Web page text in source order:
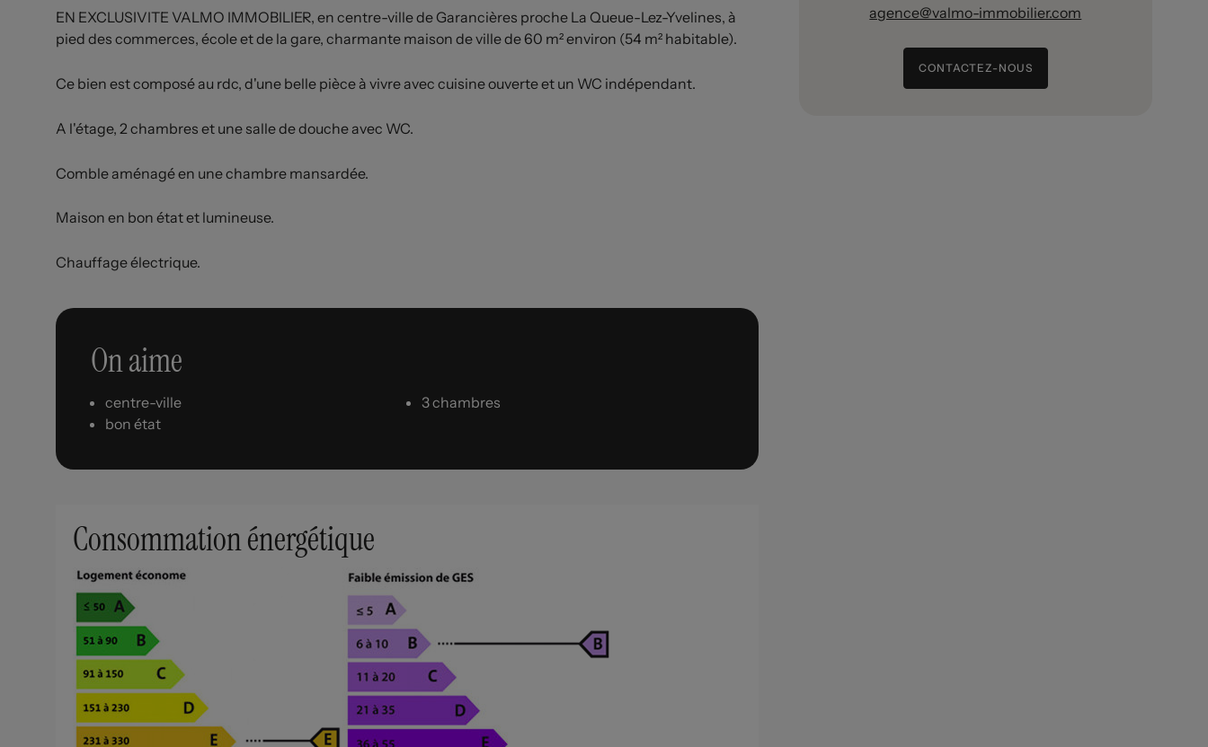
EN EXCLUSIVITE VALMO IMMOBILIER, en centre-ville de Garancières proche La Queue-Lez-Yvelines, à
pied des commerces, école et de la gare, charmante maison de ville de 60 m² environ (54 m² habitable).
Ce bien est composé au rdc, d'une belle pièce à vivre avec cuisine ouverte et un WC indépendant.
A l'étage, 2 chambres et une salle de douche avec WC.
Comble aménagé en une chambre mansardée.
Maison en bon état et lumineuse.
Chauffage électrique.
On aime
centre-ville
bon état
3 chambres
Consommation énergétique
agence@valmo-immobilier.com
CONTACTEZ-NOUS